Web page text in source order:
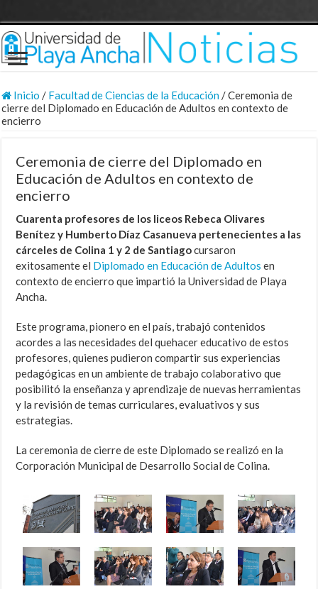
Inicio / Facultad de Ciencias de la Educación/Ceremonia de
cierre del Diplomado en Educación de Adultos en contexto de
encierro
Ceremonia de cierre del Diplomado en
Educación de Adultos en contexto de
encierro
Cuarenta profesores de los liceos Rebeca Olivares
Benítez y Humberto Díaz Casanueva pertenecientes a las
cárceles de Colina 1 y 2 de Santiagocursaron
exitosamente el Diplomado en Educación de Adultos en
contexto de encierro que impartió la Universidad de Playa
Ancha.
Este programa, pionero en el país, trabajó contenidos
acordes a las necesidades del quehacer educativo de estos
profesores, quienes pudieron compartir sus experiencias
pedagógicas en un ambiente de trabajo colaborativo que
posibilitó la enseñanza y aprendizaje de nuevas herramientas
y la revisión de temas curriculares, evaluativos y sus
estrategias.
La ceremonia de cierre de este Diplomado se realizó en la
Corporación Municipal de Desarrollo Social de Colina.